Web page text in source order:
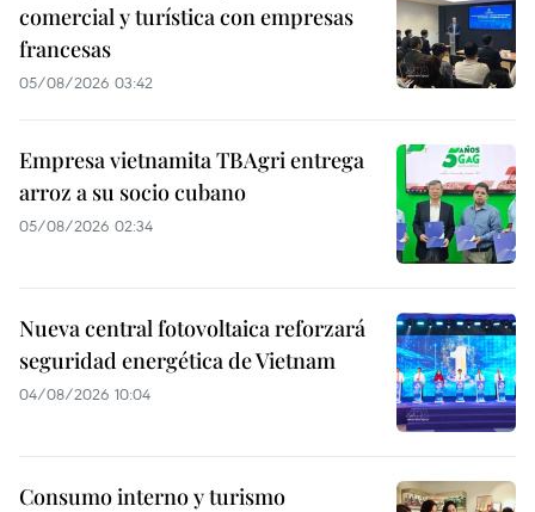
comercial y turística con empresas
francesas
05/08/2026 03:42
Empresa vietnamita TBAgri entrega
arroz a su socio cubano
05/08/2026 02:34
Nueva central fotovoltaica reforzará
seguridad energética de Vietnam
04/08/2026 10:04
Consumo interno y turismo